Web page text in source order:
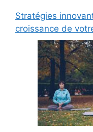
Stratégies
croissance de